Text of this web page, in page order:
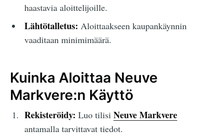
haastavia aloittelijoille.
Lähtötalletus: Aloittaakseen kaupankäynnin
vaaditaan minimimäärä.
Kuinka Aloittaa Neuve
Markvere:n Käyttö
Rekisteröidy: Luo tilisi Neuve Markvere
antamalla tarvittavat tiedot.